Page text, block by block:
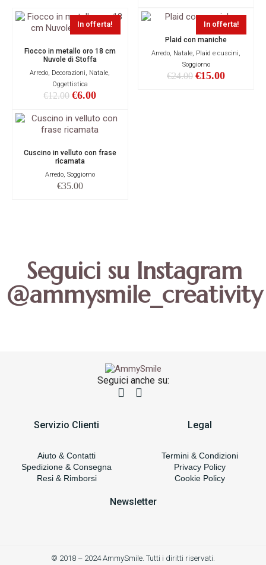
In offerta!
Fiocco in metallo oro 18 cm
Nuvole di Stoffa
Arredo, Decorazioni, Natale,
Oggettistica
€12.00 €6.00
In offerta!
Plaid con maniche
Arredo, Natale, Plaid e cuscini,
Soggiorno
€24.00 €15.00
Cuscino in velluto con frase
ricamata
Arredo, Soggiorno
€35.00
Seguici su Instagram
@ammysmile_creativity
Seguici anche su:
Servizio Clienti
Aiuto & Contatti
Spedizione & Consegna
Resi & Rimborsi
Legal
Termini & Condizioni
Privacy Policy
Cookie Policy
Newsletter
© 2018 – 2024 AmmySmile. Tutti i diritti riservati.